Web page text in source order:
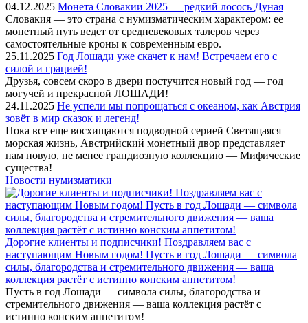
04.12.2025 Монета Словакии 2025 — редкий лосось Дуная
Словакия — это страна с нумизматическим характером: ее
монетный путь ведет от средневековых талеров через
самостоятельные кроны к современным евро.
25.11.2025 Год Лошади уже скачет к нам! Встречаем его с
силой и грацией!
Друзья, совсем скоро в двери постучится новый год — год
могучей и прекрасной ЛОШАДИ!
24.11.2025 Не успели мы попрощаться с океаном, как Австрия
зовёт в мир сказок и легенд!
Пока все еще восхищаются подводной серией Светящаяся
морская жизнь, Австрийский монетный двор представляет
нам новую, не менее грандиозную коллекцию — Мифические
существа!
Новости нумизматики
Дорогие клиенты и подписчики! Поздравляем вас с
наступающим Новым годом! Пусть в год Лошади — символа
силы, благородства и стремительного движения — ваша
коллекция растёт с истинно конским аппетитом!
Пусть в год Лошади — символа силы, благородства и
стремительного движения — ваша коллекция растёт с
истинно конским аппетитом!